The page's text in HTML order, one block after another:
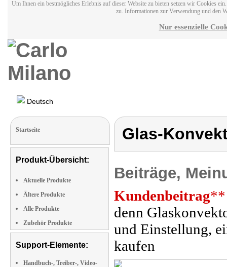
Um Ihnen ein bestmögliches Erlebnis auf dieser Website zu bieten setzen wir Cookies
zu. Informationen zur Verwendung und den
Nur essenzielle
Deutsch
Startseite
Produkt-Übersicht:
Aktuelle Produkte
Ältere Produkte
Alle Produkte
Zubehör Produkte
Support-Elemente:
Handbuch-, Treiber-, Video-
Glas-
Beiträge,
Kundenbeitrag**
denn
und Einstellung,
kaufen